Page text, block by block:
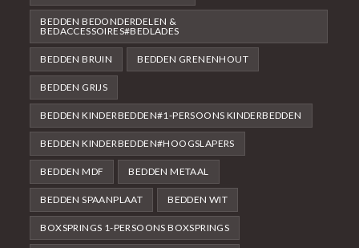
BEDDEN BEDONDERDELEN &
BEDACCESSOIRES#BEDLADES
BEDDEN BRUIN BEDDEN GRENENHOUT
BEDDEN GRIJS
BEDDEN KINDERBEDDEN#1-PERSOONS KINDERBEDDEN
BEDDEN KINDERBEDDEN#HOOGSLAPERS
BEDDEN MDF BEDDEN METAAL
BEDDEN SPAANPLAAT BEDDEN WIT
BOXSPRINGS 1-PERSOONS BOXSPRINGS